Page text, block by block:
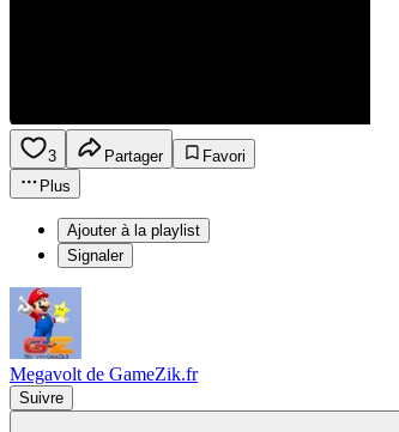
3 Partager
Favori
Plus
Ajouter à la playlist
Signaler
Megavolt de GameZik.fr
Suivre